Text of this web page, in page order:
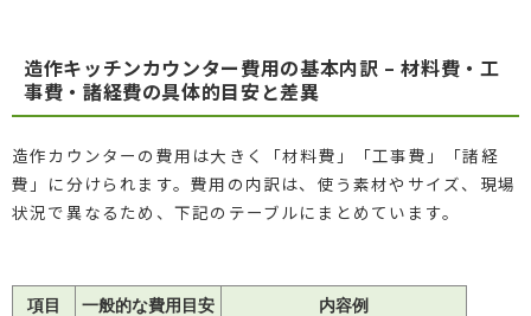
造作キッチンカウンター費用の基本内訳 – 材料費・工
事費・諸経費の具体的目安と差異
造作カウンターの費用は大きく「材料費」「工事費」「諸経
費」に分けられます。費用の内訳は、使う素材やサイズ、現場
状況で異なるため、下記のテーブルにまとめています。
項目 一般的な費用目安 内容例